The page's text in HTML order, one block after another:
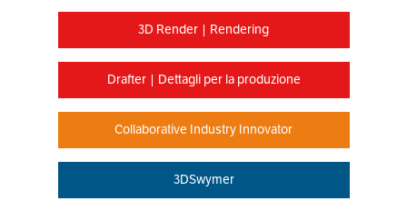
3D Render | Rendering
Drafter | Dettagli per la produzione
Collaborative Industry Innovator
3DSwymer